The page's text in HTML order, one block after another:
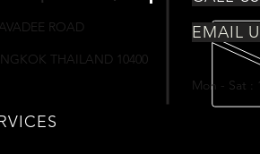
ROAD
THAILAND 10400
EMAIL
Mon - Sat :